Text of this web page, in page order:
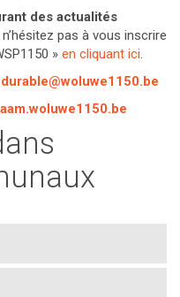
des actualités
pas à vous inscrire
» en cliquant ici.
durable@woluwe1150.be